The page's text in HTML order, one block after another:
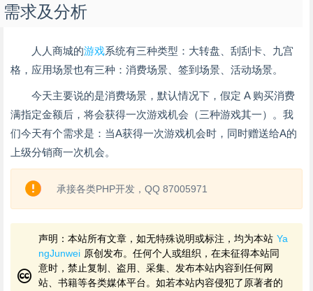
需求及分析
人人商城的游戏系统有三种类型：大转盘、刮刮卡、九宫
格，应用场景也有三种：消费场景、签到场景、活动场景。
今天主要说的是消费场景，默认情况下，假定 A 购买消费
满指定金额后，将会获得一次游戏机会（三种游戏其一）。我
们今天有个需求是：当A获得一次游戏机会时，同时赠送给A的
上级分销商一次机会。
承接各类PHP开发，QQ 87005971
声明：本站所有文章，如无特殊说明或标注，均为本站 Ya
ngJunwei 原创发布。任何个人或组织，在未征得本站同
意时，禁止复制、盗用、采集、发布本站内容到任何网
站、书籍等各类媒体平台。如若本站内容侵犯了原著者的